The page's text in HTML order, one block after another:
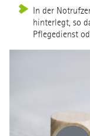
In der
hinterlegt, so
Pflegedienst